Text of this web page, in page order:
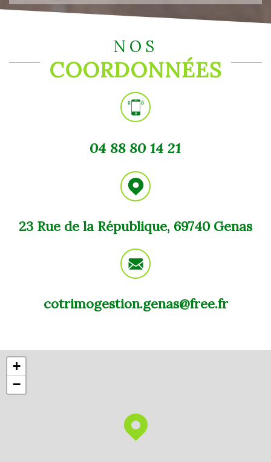
NOS
COORDONNÉES
04 88 80 14 21
23 Rue de la République, 69740 Genas
cotrimogestion.genas@free.fr
+
−